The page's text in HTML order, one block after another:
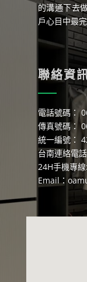
的溝通下去
戶心目中最
聯絡資
電話號碼：
傳真號碼：
統一編號：
台南連絡電
24H手機專
Email：